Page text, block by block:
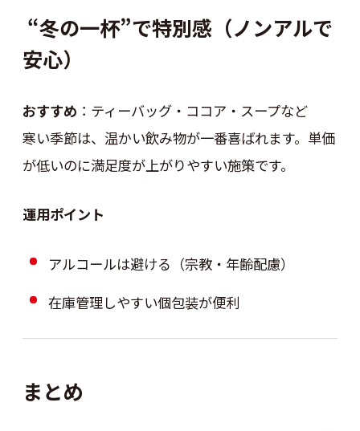
“冬の一杯”で特別感（ノンアルで
安心）
おすすめ ：ティーバッグ・ココア・スープなど
寒い季節は、温かい飲み物が一番喜ばれます。単価
が低いのに満足度が上がりやすい施策です。
運用ポイント
アルコールは避ける（宗教・年齢配慮）
在庫管理しやすい個包装が便利
まとめ